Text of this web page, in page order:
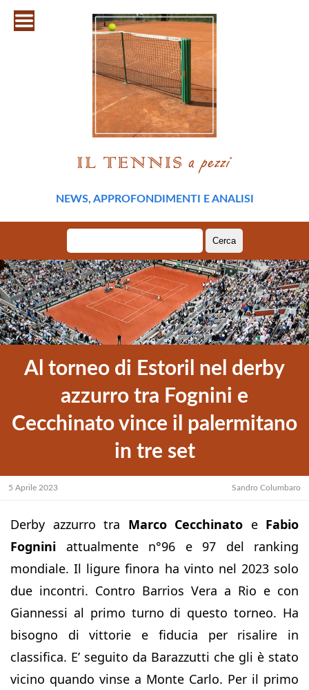
NEWS, APPROFONDIMENTI E ANALISI
per:
Al torneo di Estoril nel derby
azzurro tra Fognini e
Cecchinato vince il palermitano
in tre set
5 Aprile 2023 Sandro Columbaro
Derby azzurro tra Marco Cecchinato e Fabio
Fognini attualmente n°96 e 97 del ranking
mondiale. Il ligure finora ha vinto nel 2023 solo
due incontri. Contro Barrios Vera a Rio e con
Giannessi al primo turno di questo torneo. Ha
bisogno di vittorie e fiducia per risalire in
classifica. E’ seguito da Barazzutti che gli è stato
vicino quando vinse a Monte Carlo. Per il primo